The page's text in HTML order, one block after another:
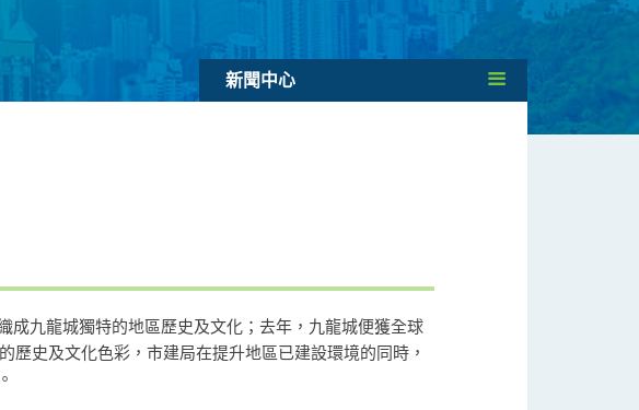
微
新聞中心
九龍城獨特的地區歷史及文化；去年，九龍城便獲全球
史及文化色彩，市建局在提升地區已建設環境的同時，